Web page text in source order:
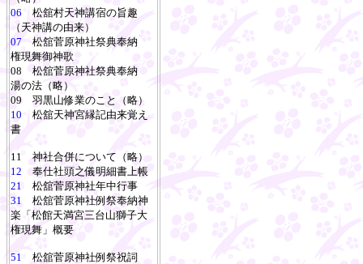
06 松舘村天神講宿の旨趣
（天神講の由来）
07 松舘菅原神社祭典奉納
権現舞御神歌
08 松舘菅原神社祭典奉納
湯の法（略）
09 羽黒山修業のこと（略）
10 松舘天神宮縁記由来覚え
書
11 神社合併について（略）
12 奉仕社頭之儀明細書上帳
21 松舘菅原神社年中行事
31 松舘菅原神社例祭奉納神
楽「松館天満宮三台山獅子大
権現舞」概要
51 松舘菅原神社例祭祝詞